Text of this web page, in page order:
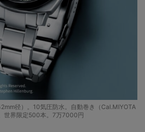
径）。10気圧防水。自動巻き（Cal.MIYOTA
世界限定500本。7万7000円